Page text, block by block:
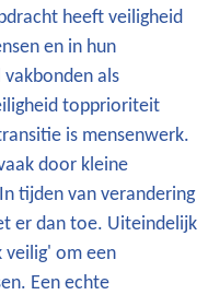
heeft veiligheid
en in hun
als
topprioriteit
is mensenwerk.
door kleine
tijden van verandering
er dan toe. Uiteindelijk
veilig' om een
Een echte